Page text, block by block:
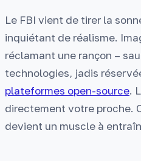
Le FBI vient de tirer la
inquiétant de réalisme.
réclamant une rançon –
technologies, jadis
plateformes open-source.
directement votre proche.
devient un muscle à